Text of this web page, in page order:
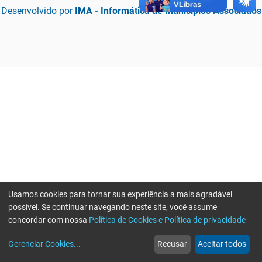
Desenvolvido por IMA - Informática de Municípios Associados
web
Notícias
more_horiz
Mais
Usamos cookies para tornar sua experiência a mais agradável
possível. Se continuar navegando neste site, você assume
concordar com nossa Política de Cookies e Política de privacidade
Gerenciar Cookies... Recusar Aceitar todos
Erro ao enviar informações, por favor tente novamente